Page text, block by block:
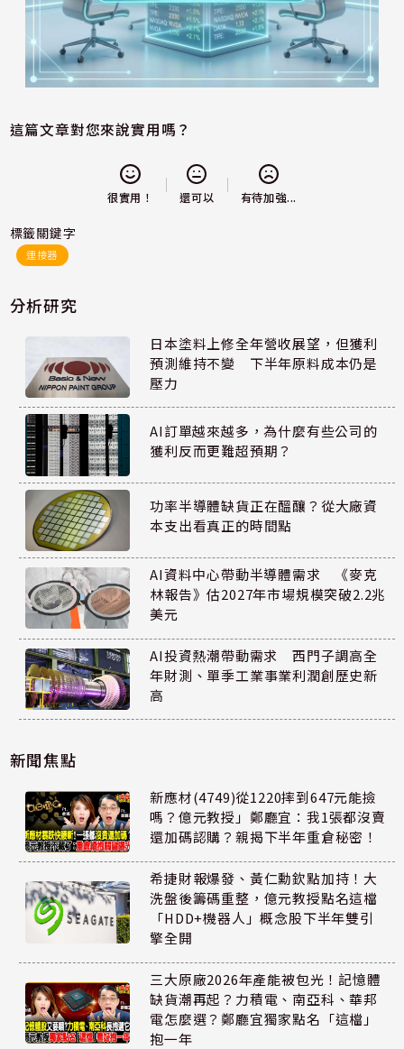
這篇文章對您來說實用嗎？
很實用！ 還可以 有待加強...
標籤關鍵字
連接器
分析研究
日本塗料上修全年營收展望，但獲利
預測維持不變 下半年原料成本仍是
壓力
AI訂單越來越多，為什麼有些公司的
獲利反而更難超預期？
功率半導體缺貨正在醞釀？從大廠資
本支出看真正的時間點
AI資料中心帶動半導體需求 《麥克
林報告》估2027年市場規模突破2.2兆
美元
AI投資熱潮帶動需求 西門子調高全
年財測、單季工業事業利潤創歷史新
高
新聞焦點
新應材(4749)從1220摔到647元能撿
嗎？億元教授」鄭廳宜：我1張都沒賣
還加碼認購？親揭下半年重倉秘密！
希捷財報爆發、黃仁勳欽點加持！大
洗盤後籌碼重整，億元教授點名這檔
「HDD+機器人」概念股下半年雙引
擎全開
三大原廠2026年產能被包光！記憶體
缺貨潮再起？力積電、南亞科、華邦
電怎麼選？鄭廳宜獨家點名「這檔」
抱一年